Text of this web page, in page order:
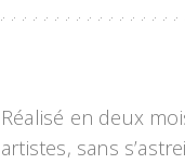
Réalisé en deux
artistes, sans